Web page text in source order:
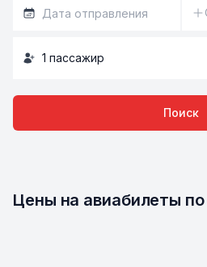
1 пассажир
Поиск
Цены на авиабилеты